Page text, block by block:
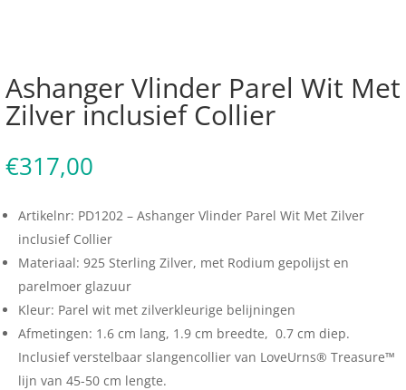
Ashanger Vlinder Parel Wit Met
Zilver inclusief Collier
€317,00
Artikelnr: PD1202 – Ashanger Vlinder Parel Wit Met Zilver
inclusief Collier
Materiaal: 925 Sterling Zilver, met Rodium gepolijst en
parelmoer glazuur
Kleur: Parel wit met zilverkleurige belijningen
Afmetingen: 1.6 cm lang, 1.9 cm breedte, 0.7 cm diep.
Inclusief verstelbaar slangencollier van LoveUrns® Treasure™
lijn van 45-50 cm lengte.